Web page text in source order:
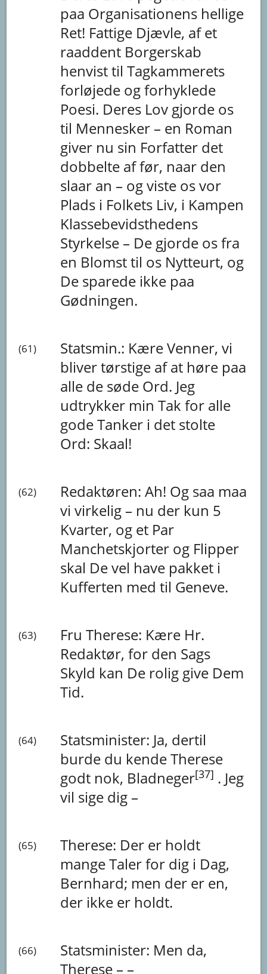
paa Organisationens hellige
Ret! Fattige Djævle, afet
raaddent Borgerskab
henvisttilTagkammerets
forløjede ogforhyklede
Poesi. Deres Lov gjorde os
til Mennesker – en Roman
giver nu sin Forfatter det
dobbelte affør, naar den
slaar an – ogviste osvor
Plads i Folkets Liv, i Kampen
Klassebevidsthedens
Styrkelse – De gjorde osfra
en Blomsttil os Nytteurt, og
De sparede ikke paa
Gødningen.
(61) Statsmin.: KæreVenner,vi
blivertørstige afat høre paa
alle de søde Ord. Jeg
udtrykker minTakfor alle
godeTanker i det stolte
Ord: Skaal!
(62) Redaktøren:Ah! Og saa maa
vivirkelig – nu der kun 5
Kvarter, og et Par
Manchetskjorter og Flipper
skal Devel have pakket i
Kufferten medtil Geneve.
(63) Fru Therese: Kære Hr.
Redaktør,for den Sags
Skyld kan De rolig give Dem
Tid.
(64) Statsminister: Ja, dertil
burde du kendeTherese
godt nok, Bladneger[37] . Jeg
vil sige dig –
(65) Therese: Der er holdt
mangeTalerfor dig i Dag,
Bernhard; men der er en,
der ikke er holdt.
(66) Statsminister: Men da,
Therese – –